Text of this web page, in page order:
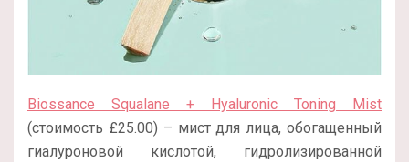
Biossance Squalane + Hyaluronic Toning Mist
(стоимость £25.00) – мист для лица, обогащенный
гиалуроновой кислотой, гидролизированной